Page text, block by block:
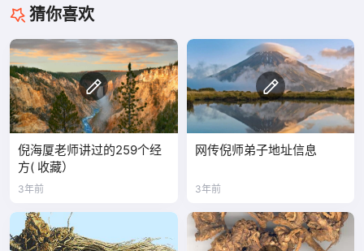
猜你喜欢
倪海厦老师讲过的259个经
方( 收藏）
3年前
网传倪师弟子地址信息
3年前